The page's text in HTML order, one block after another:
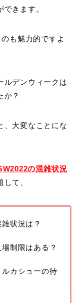
きます。
も魅力的ですよ
ルデンウィークは
か？
、大変なことにな
の混雑状況
して、
状況は？
制限はある？
カショーの待